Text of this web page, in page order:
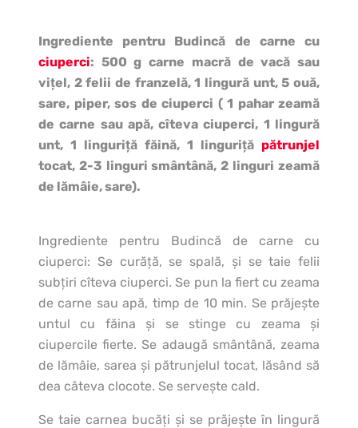
Ingrediente pentru Budincă de carne cu
ciuperci: 500 g carne macră de vacă sau
viţel, 2 felii de franzelă, 1 lingură unt, 5 ouă,
sare, piper, sos de ciuperci ( 1 pahar zeamă
de carne sau apă, cîteva ciuperci, 1 lingură
unt, 1 linguriţă făină, 1 linguriţă pătrunjel
tocat, 2-3 linguri smântână, 2 linguri zeamă
de lămâie, sare).
Ingrediente pentru Budincă de carne cu
ciuperci: Se curăţă, se spală, şi se taie felii
subţiri cîteva ciuperci. Se pun la fiert cu zeama
de carne sau apă, timp de 10 min. Se prăjeşte
untul cu făina şi se stinge cu zeama şi
ciupercile fierte. Se adaugă smântână, zeama
de lămâie, sarea şi pătrunjelul tocat, lăsând să
dea câteva clocote. Se serveşte cald.
Se taie carnea bucăţi şi se prăjeşte în lingură